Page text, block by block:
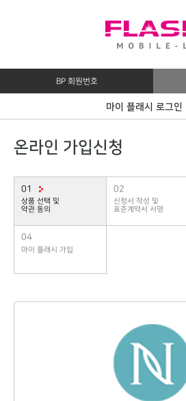
BP 회원번호
마이 플래시 로그인
온라인 가입신청
01
상품 선택 및
약관 동의
02
신청서 작성 및
표준계약서 서명
04
마이 플래시 가입